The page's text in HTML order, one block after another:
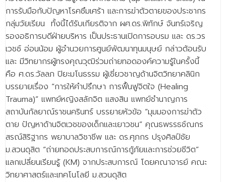
วารสารคณะ
ผลงานคณะ
- ฐานข้อมูลงานวิจัย
- การจัดการความรู้ (KM Scitech)
- โครงการบริหารจัดการพื้นที่ 10 ไร่ ด้านหลังโรงสีข้าว
สวนดุสิต จังหวัดปราจีนบุรี
- โครงการส่งเสริมการปลูกกล้วยเล็บมือนางฯ
- ผลงาน/รางวัล
- SDU Zero Waste
การรับมือกับปัญหาโรคซึมเศร้า และการฆ่าตัวตายของประชากร
กลุ่มวัยเรียน ทั้งนี้ได้รับเกียรติจาก ผศ.ดร.พิทักษ์ จันทร์เจริญ
รองอธิการบดีฝ่ายบริหาร เป็นประธานเปิดการอบรม และ ดร.วร
เวชช์ อ่อนน้อม ผู้อำนวยการศูนย์พัฒนาทุนมนุษย์ กล่าวต้อนรับ
และ มีวิทยากรผู้ทรงคุณวุฒิร่วมถ่ายทอดองค์ความรู้ในครั้งนี้
คือ ศ.ดร.วัลลภ ปิยะมโนธรรม ผู้เชี่ยวชาญด้านจิตวิทยาคลินิก
บรรยายเรื่อง “การให้คำปรึกษา การฟื้นฟูจิตใจ (Healing
Trauma)” แพทย์หญิงสลักจิต แสงสิน แพทย์ชำนาญการ
สถาบันกัลยาณ์ราชนครินทร์ บรรยายหัวข้อ “มุมมองการฆ่าตัว
ตาย ปัญหาด้านจิตเวชของเด็กและเยาวชน” คุณธพรรธช์ณกร
สรณ์สิริฐากร พยาบาลวิชาชีพ และ ดร.ศุภกร ปรุงศิลป์ชัย
ม.สวนดุสิต “ถ่ายทอดประสบการณ์การกู้ภัยและการช่วยชีวิต”
แลกเปลี่ยนเรียนรู้ (KM) จากประสบการณ์ โดยคณาจารย์ คณะ
วิทยาศาสตร์และเทคโนโลยี ม.สวนดุสิต